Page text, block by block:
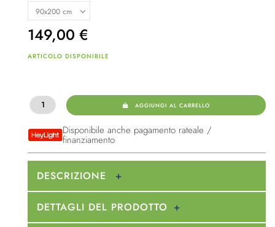
149,00 €
ARTICOLO DISPONIBILE
AGGIUNGI AL CARRELLO
Disponibile anche pagamento rateale /
finanziamento
DESCRIZIONE
DETTAGLI DEL PRODOTTO